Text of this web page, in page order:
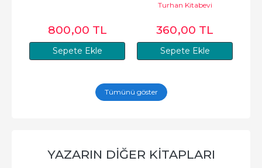
Sepete Ekle
800,00 TL
Sepete Ekle
Turhan Kitabevi
360,00 TL
Tümünü göster
YAZARIN DIĞER KITAPLARI